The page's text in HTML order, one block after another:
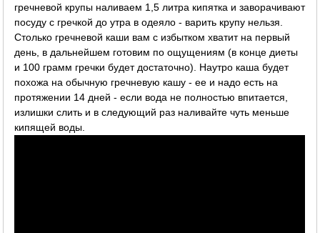
гречневой крупы наливаем 1,5 литра кипятка и заворачивают
посуду с гречкой до утра в одеяло - варить крупу нельзя.
Столько гречневой каши вам с избытком хватит на первый
день, в дальнейшем готовим по ощущениям (в конце диеты
и 100 грамм гречки будет достаточно). Наутро каша будет
похожа на обычную гречневую кашу - ее и надо есть на
протяжении 14 дней - если вода не полностью впитается,
излишки слить и в следующий раз наливайте чуть меньше
кипящей воды.